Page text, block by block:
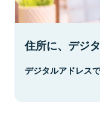
住所に、デジ
デジタルアドレス